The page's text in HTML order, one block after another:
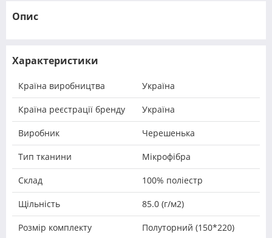
Опис
Характеристики
Країна виробництва Україна
Країна реєстрації бренду Україна
Виробник Черешенька
Тип тканини Мікрофібра
Склад 100% поліестр
Щільність 85.0 (г/м2)
Розмір комплекту Полуторний (150*220)